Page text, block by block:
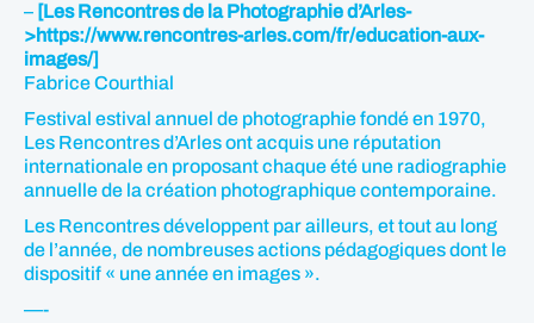
– [Les Rencontres de la Photographie d’Arles-
>https://www.rencontres-arles.com/fr/education-aux-
images/]
Fabrice Courthial
Festival estival annuel de photographie fondé en 1970,
Les Rencontres d’Arles ont acquis une réputation
internationale en proposant chaque été une radiographie
annuelle de la création photographique contemporaine.
Les Rencontres développent par ailleurs, et tout au long
de l’année, de nombreuses actions pédagogiques dont le
dispositif « une année en images ».
—-